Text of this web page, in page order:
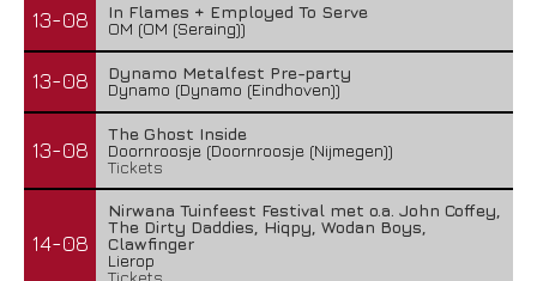
13-08
In Flames + Employed To Serve
OM (OM (Seraing))
13-08
Dynamo Metalfest Pre-party
Dynamo (Dynamo (Eindhoven))
13-08
The Ghost Inside
Doornroosje (Doornroosje (Nijmegen))
Tickets
14-08
Nirwana Tuinfeest Festival met o.a. John Coffey,
The Dirty Daddies, Hiqpy, Wodan Boys,
Clawfinger
Lierop